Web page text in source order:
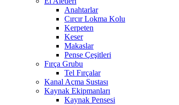
Anahtarlar
Cırcır Lokma Kolu
Kerpeten
Keser
Makaslar
Pense Çeşitleri
Fırça Grubu
Tel Fırçalar
Kanal Açma Sustası
Kaynak Ekipmanları
Kaynak Pensesi